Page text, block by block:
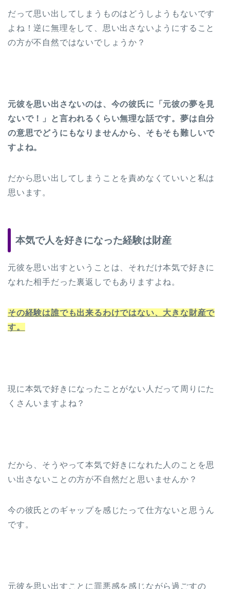
だって思い出してしまうものはどうしようもないです
よね！逆に無理をして、思い出さないようにすること
の方が不自然ではないでしょうか？
元彼を思い出さないのは、今の彼氏に「元彼の夢を見
ないで！」と言われるくらい無理な話です。夢は自分
の意思でどうにもなりませんから、そもそも難しいで
すよね。
だから思い出してしまうことを責めなくていいと私は
思います。
本気で人を好きになった経験は財産
元彼を思い出すということは、それだけ本気で好きに
なれた相手だった裏返しでもありますよね。
その経験は誰でも出来るわけではない、大きな財産で
す。
現に本気で好きになったことがない人だって周りにた
くさんいますよね？
だから、そうやって本気で好きになれた人のことを思
い出さないことの方が不自然だと思いませんか？
今の彼氏とのギャップを感じたって仕方ないと思うん
です。
元彼を思い出すことに罪悪感を感じながら過ごすの